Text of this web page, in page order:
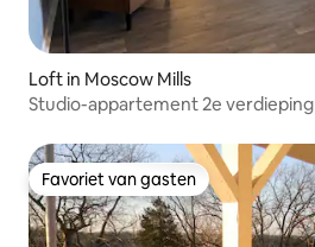
Loft in Moscow Mills
Studio-appartement 2e verdieping
Favoriet van gasten
Favoriet van gasten